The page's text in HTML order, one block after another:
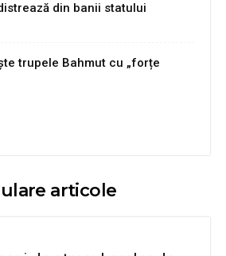
din banii statului
trupele Bahmut cu „forțe
articole